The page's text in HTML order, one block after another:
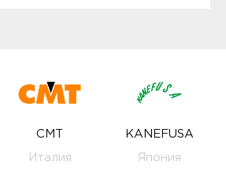
CMT
Италия
KANEFUSA
Япония